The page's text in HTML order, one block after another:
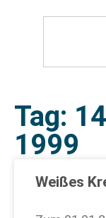
Tag:
1999
Weißes